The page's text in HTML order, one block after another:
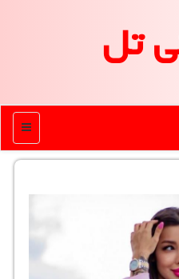
تل
منو